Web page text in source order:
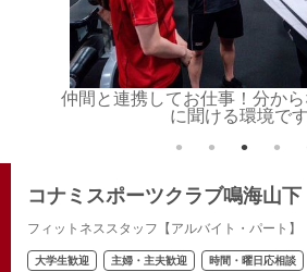
仲間と連携してお仕事！分か
に聞ける環境で
コナミスポーツクラブ鳴海山下
フィットネススタッフ【アルバイト・パート】
大学生歓迎 主婦・主夫歓迎 時間・曜日応相談